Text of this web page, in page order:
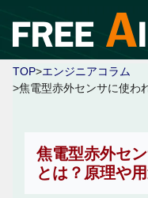
TOP>エンジニアコラム
>焦電型赤外センサに使わ
焦電型赤外セ
とは？原理や